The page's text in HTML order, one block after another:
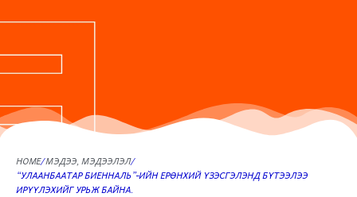
HOME МЭДЭЭ, МЭДЭЭЛЭЛ
“УЛААНБААТАР БИЕННАЛЬ”-ИЙН ЕРӨНХИЙ ҮЗЭСГЭЛЭНД БҮТЭЭЛЭЭ
ИРҮҮЛЭХИЙГ УРЬЖ БАЙНА.